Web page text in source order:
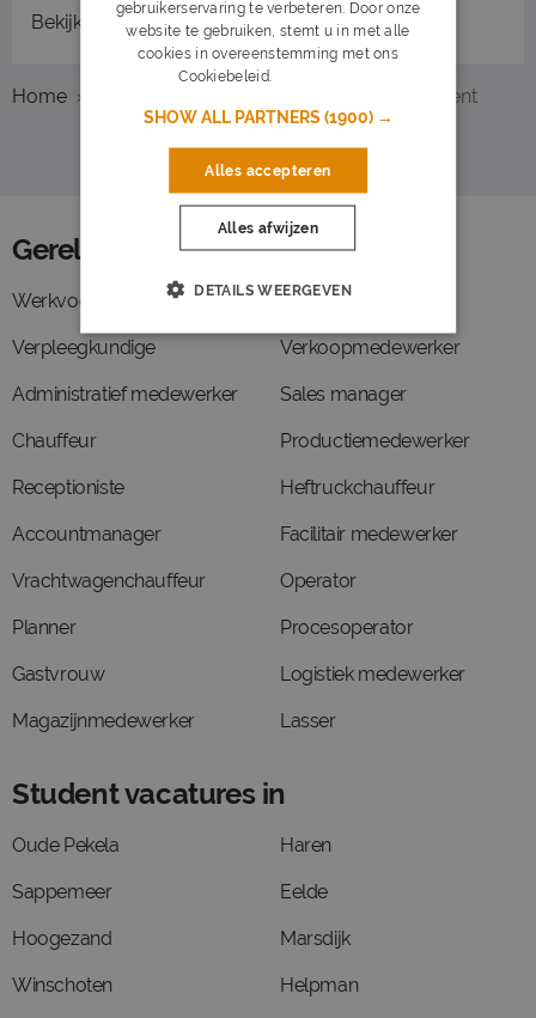
Bekijk recent gesloten vacatures
Home Student
Gerelateerde functies
Werkvoorbereider
Verpleegkundige
Administratief medewerker
Chauffeur
Receptioniste
Accountmanager
Vrachtwagenchauffeur
Planner
Gastvrouw
Magazijnmedewerker
Timmerman
Verkoopmedewerker
Sales manager
Productiemedewerker
Heftruckchauffeur
Facilitair medewerker
Operator
Procesoperator
Logistiek medewerker
Lasser
Student vacatures in
Oude Pekela
Sappemeer
Hoogezand
Winschoten
Haren
Eelde
Marsdijk
Helpman
gebruikerservaring te verbeteren. Door onze
website te gebruiken, stemt u in met alle
cookies in overeenstemming met ons
Cookiebeleid.
SHOW ALL PARTNERS(1900) →
Alles accepteren
Alles afwijzen
DETAILS WEERGEVEN